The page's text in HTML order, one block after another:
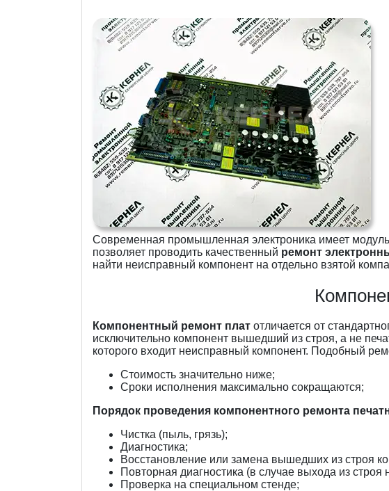
Современная промышленная электроника имеет
позволяет проводить качественный ремонт
найти неисправный компонент на отдельно взятой
Компонентный ремонт плат отличается от
исключительно компонент вышедший из строя, а не
которого входит неисправный компонент. Подобный
Стоимость значительно ниже;
Сроки исполнения максимально сокращаются;
Порядок проведения компонентного ремонта
Чистка (пыль, грязь);
Диагностика;
Восстановление или замена вышедших из строя
Повторная диагностика (в случае выхода из строя
Проверка на специальном стенде;